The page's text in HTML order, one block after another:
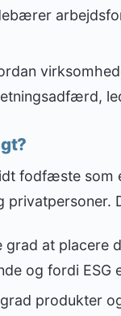
fodfæste
privatpersoner.
grad at placere
og fordi
produkter